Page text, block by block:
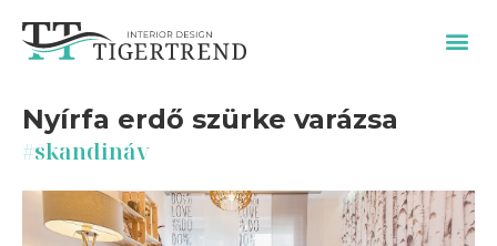
Nyírfa erdő szürke varázsa
#skandináv